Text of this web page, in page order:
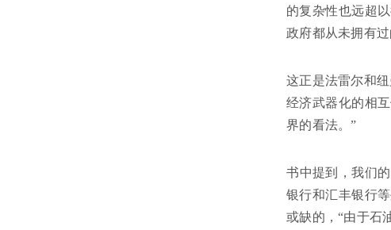
的复杂性也远超
政府都从未拥有
这正是法雷尔和
经济武器化的相
界的看法。”
书中提到，我们
银行和汇丰银行
或缺的，“由于石